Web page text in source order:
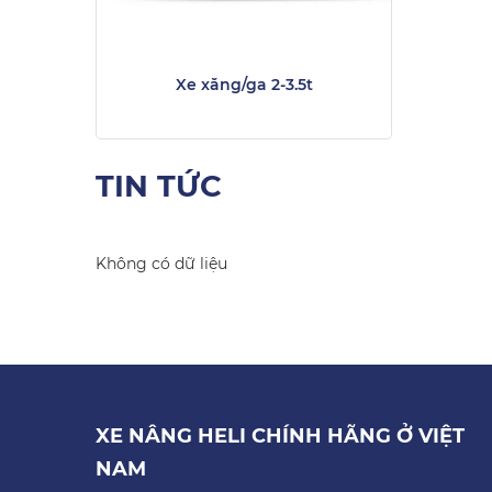
Xe xăng/ga 2-3.5t
TIN TỨC
Không có dữ liệu
XE NÂNG HELI CHÍNH HÃNG Ở VIỆT
NAM